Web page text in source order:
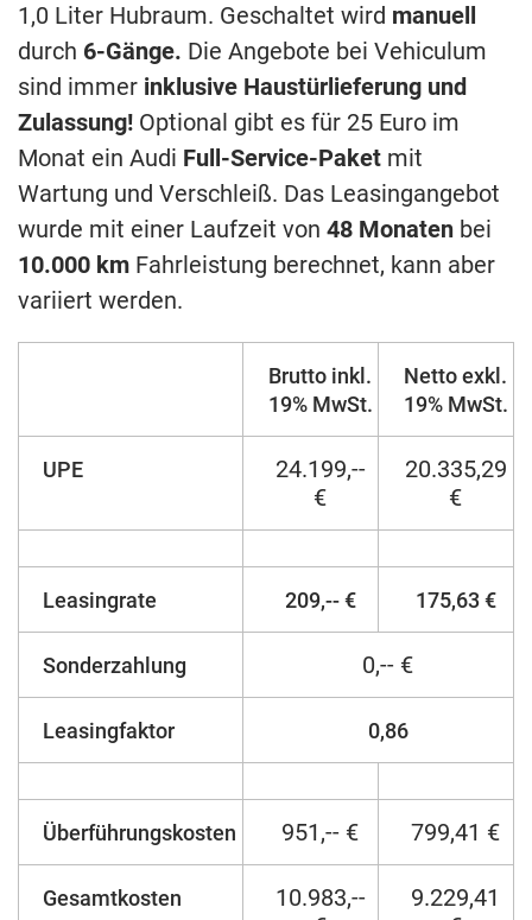
1,0 Liter Hubraum. Geschaltet wird manuell
durch 6-Gänge. Die Angebote bei Vehiculum
sind immer inklusive Haustürlieferung und
Zulassung! Optional gibt es für 25 Euro im
Monat ein Audi Full-Service-Paket mit
Wartung und Verschleiß. Das Leasingangebot
wurde mit einer Laufzeit von 48 Monaten bei
10.000 km Fahrleistung berechnet, kann aber
variiert werden.
Brutto inkl.
19% MwSt.
Netto exkl.
19% MwSt.
UPE
24.199,--
€
20.335,29
€
Leasingrate 209,-- € 175,63 €
Sonderzahlung 0,-- €
Leasingfaktor 0,86
Überführungskosten 951,-- € 799,41 €
Gesamtkosten
10.983,--
9.229,41